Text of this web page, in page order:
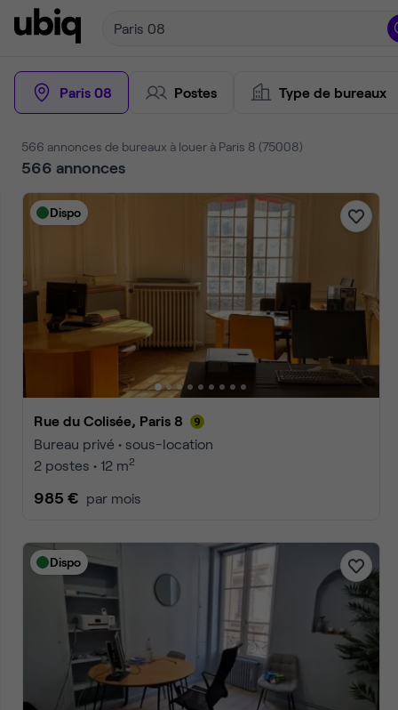
Paris 08
Paris 08 Postes Type de bureaux
566 annonces de bureaux à louer à Paris 8 (75008)
566 annonces